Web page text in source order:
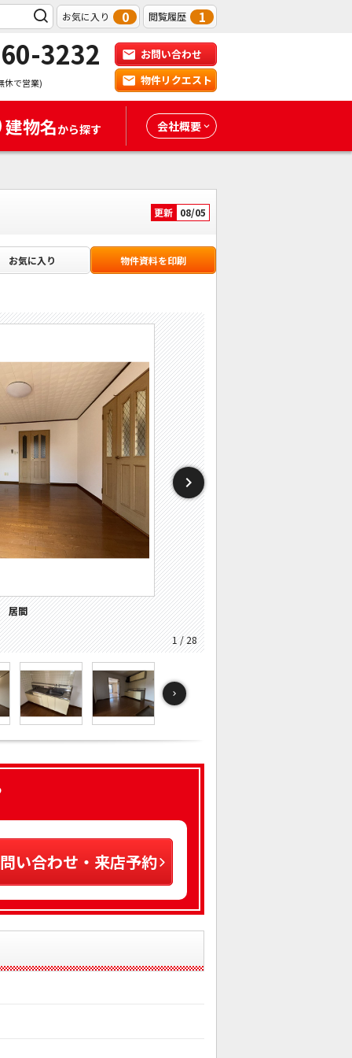
お気に入り 0 閲覧履歴 1
3232
休で営業)
お問い合わせ
物件リクエスト
建物名から探す 会社概要
更新 08/05
お気に入り 物件資料を印刷
居間
1 / 28
居間
キッチン
キッチン
寝室
風呂
風呂
トイレ
収納
収納
収納
洗面
洗面
ルコニー
設備
設備
玄関
玄関
の他画像
の他画像
ュリティ
外観
設：スーパー
施設：銀行
：高校・高専
設：中学校
設：小学校
い合わせ・来店予約